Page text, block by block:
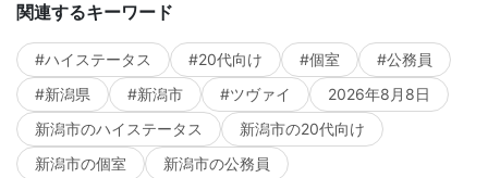
関連するキーワード
#ハイステータス #20代向け #個室
#公務員
#新潟県
#新潟市 #ツヴァイ
2026年8月8日
新潟市のハイステータス
新潟市の20代向け
新潟市の個室
新潟市の公務員